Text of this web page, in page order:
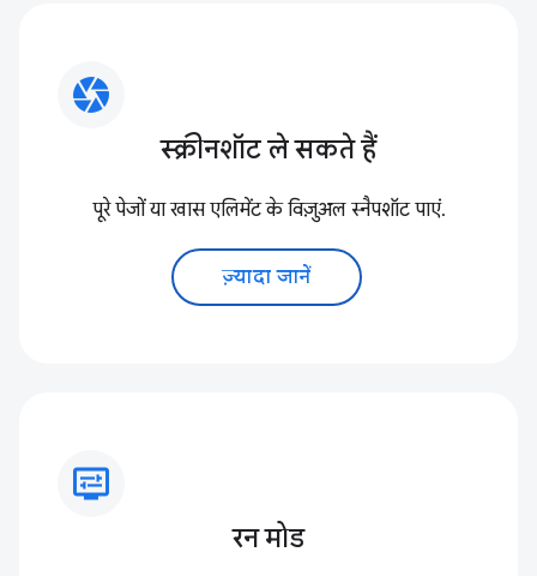
camera
स्क्रीनशॉट ले सकते हैं
पूरे पेजों या खास एलिमेंट के विज़ुअल स्नैपशॉट पाएं.
ज़्यादा जानें
display_settings
रन मोड